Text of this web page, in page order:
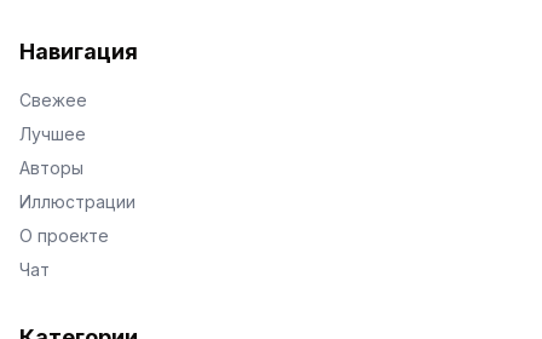
Навигация
Свежее
Лучшее
Авторы
Иллюстрации
О проекте
Чат